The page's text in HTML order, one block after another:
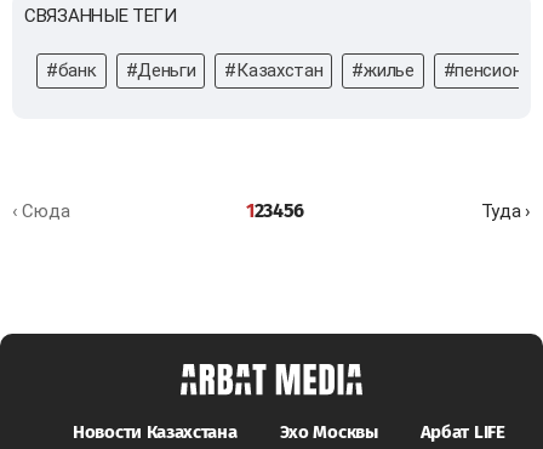
СВЯЗАННЫЕ ТЕГИ
#банк #Деньги #Казахстан #жилье
‹ Сюда 123456 Туда ›
Новости Казахстана Эхо Москвы Арбат LIFE